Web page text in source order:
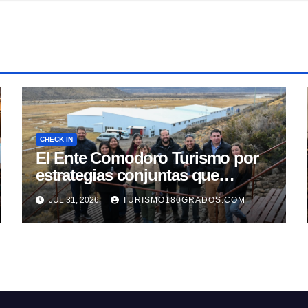
CHECK IN
El Ente Comodoro Turismo por
estrategias conjuntas que
fortalezcan la actividad en la
región
JUL 31, 2026 TURISMO180GRADOS.COM